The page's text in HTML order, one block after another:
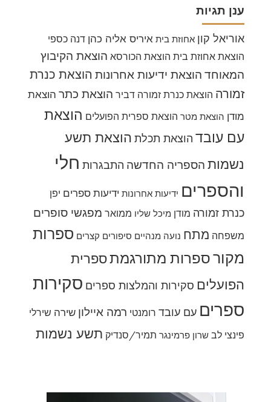
ענן תגיות
אוריאל קון אחוזת בית איריס אליה כהן דנה כספי
הוצאת אחוזת בית הוצאת הכורסא הוצאת הקיבוץ
המאוחד הוצאת ידיעות אחרונות הוצאת כנרת
זמורה הוצאת כנרת זמורה דביר הוצאת כתר הוצאת
מודן הוצאת מטר הוצאת ספרית הפועלים הוצאת
עם עובד הוצאת תכלת הוצאת תשע
נשמות הספריה החדשה התבגרות חלי
והספרים ידיעות אחרונות ידיעות ספרים יפן
כנרת זמורה מודן מיכל שליו ממואר מפגשי סופרים
משפחה מתח נועה מנהיים סיפורים קצרים ספרות
מקורספרות מתורגמתספרית
הפועלים סקירות והמלצות ספרים סקירות
ספרים עם עובד רומנטי רמה איילון שירה שירלי
פינצי לב שרון פרמינגר תמיר/סנדיק תשע נשמות